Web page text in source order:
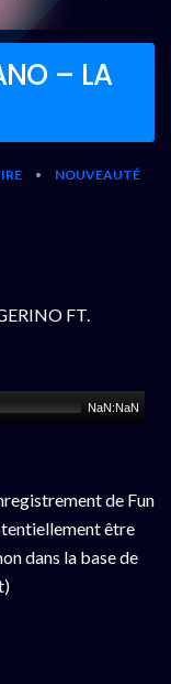
– LA
•
NOUVEAUTÉ
FT.
NaN:NaN
de Fun
être
dans la base de